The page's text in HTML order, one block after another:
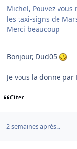
Michel, Pouvez
les taxi-signs de
Merci beaucoup
Bonjour, Dud05
Je vous la donne
Citer
2 semaines après...